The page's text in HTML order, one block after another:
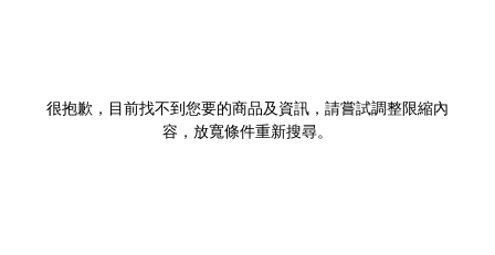
很抱歉，目前找不到您要的商品及資訊，請嘗試調整限縮內
容，放寬條件重新搜尋。